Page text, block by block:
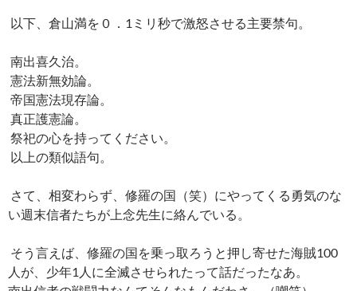
以下、倉山満を０．1ミリ秒で激怒させる主要禁句。
南出喜久治。
憲法新無効論。
帝国憲法現存論。
真正護憲論。
祭祀の心を持ってください。
以上の類似語句。
さて、相変わらず、修羅の国（笑）にやってくる勇気のな
い週末信者たちが上念先生に絡んでいる。
そう言えば、修羅の国を乗っ取ろうと押し寄せた海賊100
人が、少年1人に全滅させられたって話だったなあ。